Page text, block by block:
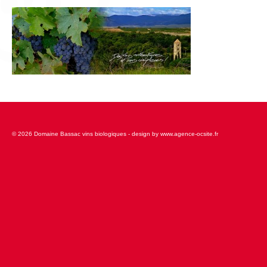
L’équipe
Presse
Contact
© 2026 Domaine Bassac vins biologiques - design by www.agence-ocsite.fr